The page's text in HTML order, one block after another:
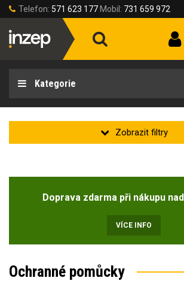
Telefon: 571 623 177 Mobil: 731 659 972
Kategorie
Doprava zdarma při nákupu
VÍCE INFO
Ochranné pomůcky